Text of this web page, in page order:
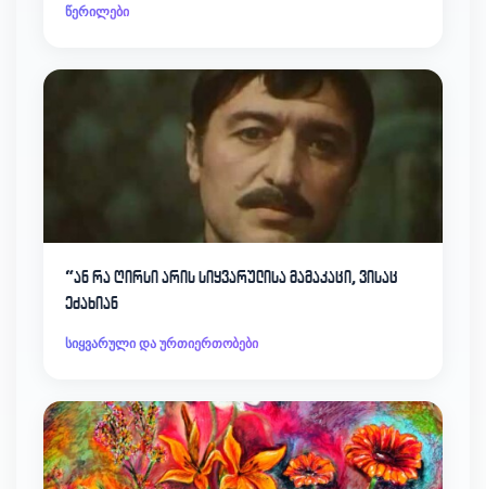
წერილები
“ან რა ღირსი არის სიყვარულისა მამაკაცი, ვისაც
ეძახიან
სიყვარული და ურთიერთობები